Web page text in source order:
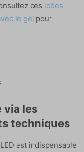
ces idées
le gel pour
via les
techniques
est indispensable